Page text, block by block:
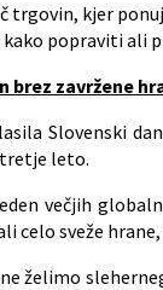
trgovin, kjer
popraviti ali
brez zavržene
Slovenski
leto.
večjih
celo sveže
želimo